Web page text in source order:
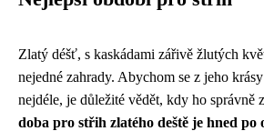
Zlatý déšť, s kaskádami zářivě žlutých
nejedné zahrady. Abychom se z jeho
nejdéle, je důležité vědět, kdy ho správně
doba pro střih zlatého deště je hned po